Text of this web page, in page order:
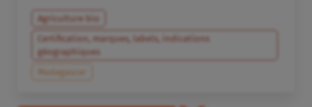
Agriculture bio
Certification, marques, labels, indications
géographiques
Madagascar